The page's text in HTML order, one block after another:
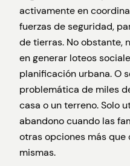
activamente en
fuerzas de seguridad,
de tierras. No obstante,
en generar loteos
planificación urbana. O
problemática de miles
casa o un terreno. Solo
abandono cuando las
otras opciones más que
mismas.